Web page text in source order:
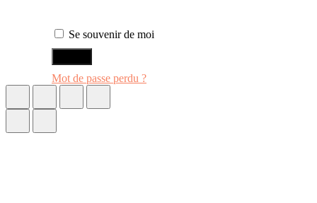
Se souvenir de moi
Mot de passe perdu ?